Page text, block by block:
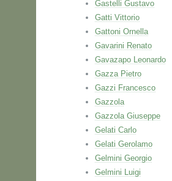
Gastelli Gustavo
Gatti Vittorio
Gattoni Ornella
Gavarini Renato
Gavazapo Leonardo
Gazza Pietro
Gazzi Francesco
Gazzola
Gazzola Giuseppe
Gelati Carlo
Gelati Gerolamo
Gelmini Georgio
Gelmini Luigi